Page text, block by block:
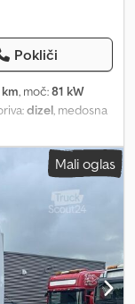
Pokliči
, moč:81 kW
dizel, medosna
za gorivo:
razred:Euro 4,
ABS, EBS
elektronski
računalnik na
zapora
Voznikov zračni
=
oprema Talna
Zadnja krilna vrata
Mali oglas